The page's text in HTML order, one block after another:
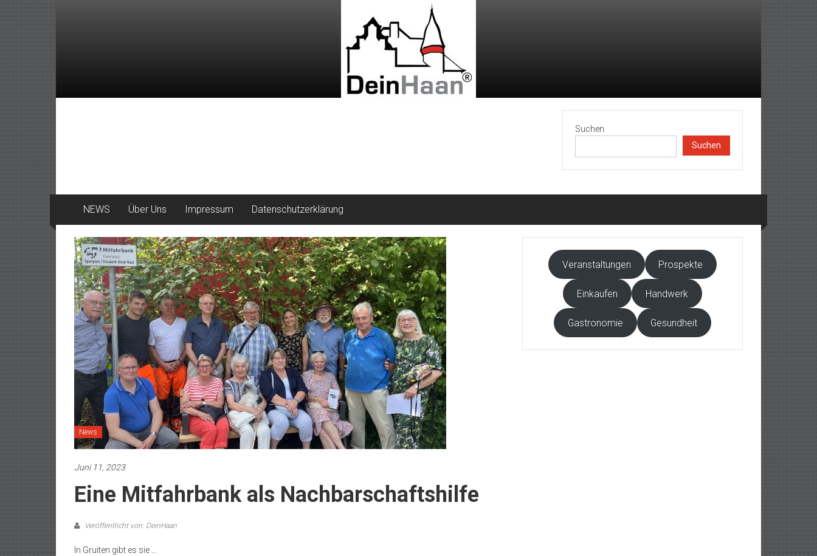
Suchen
Suchen
NEWS Über Uns Impressum Datenschutzerklärung
News
Juni 11, 2023
Eine Mitfahrbank als Nachbarschaftshilfe
Veröffentlicht von: DeinHaan
In Gruiten gibt es sie …
Veranstaltungen Prospekte
Einkaufen Handwerk
Gastronomie Gesundheit